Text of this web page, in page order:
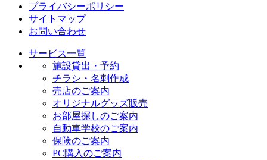
プライバシーポリシー
サイトマップ
お問い合わせ
サービス一覧
施設貸出・予約
チラシ・名刺作成
売店のご案内
オリジナルグッズ販売
お部屋探しのご案内
自動車学校のご案内
保険のご案内
PC購入のご案内